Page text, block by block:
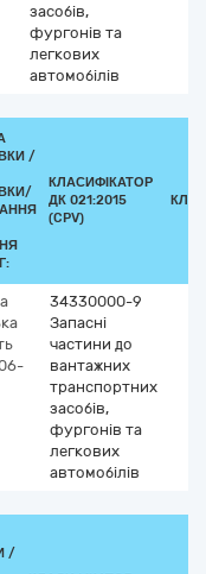
засобів,
фургонів та
легкових
автомобілів
/
КЛАСИФІКАТОР
ДК 021:2015
(CPV)
34330000-9
Запасні
частини до
вантажних
транспортних
засобів,
фургонів та
легкових
автомобілів
/